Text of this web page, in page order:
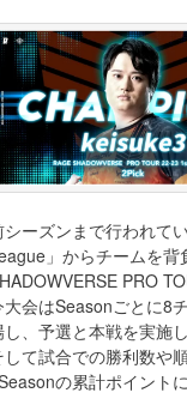
シーズンまで行われて
」からチームを背
PRO
大会はSeasonごとに8
し、予選と本戦を実施
して試合での勝利数や
の累計ポイント